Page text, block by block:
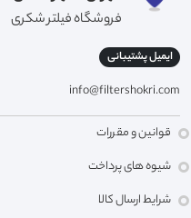
فروشگاه فیلتر شکری
ایمیل پشتیبانی
info@filtershokri.com
قوانین و مقررات
شیوه های پرداخت
شرایط ارسال کالا